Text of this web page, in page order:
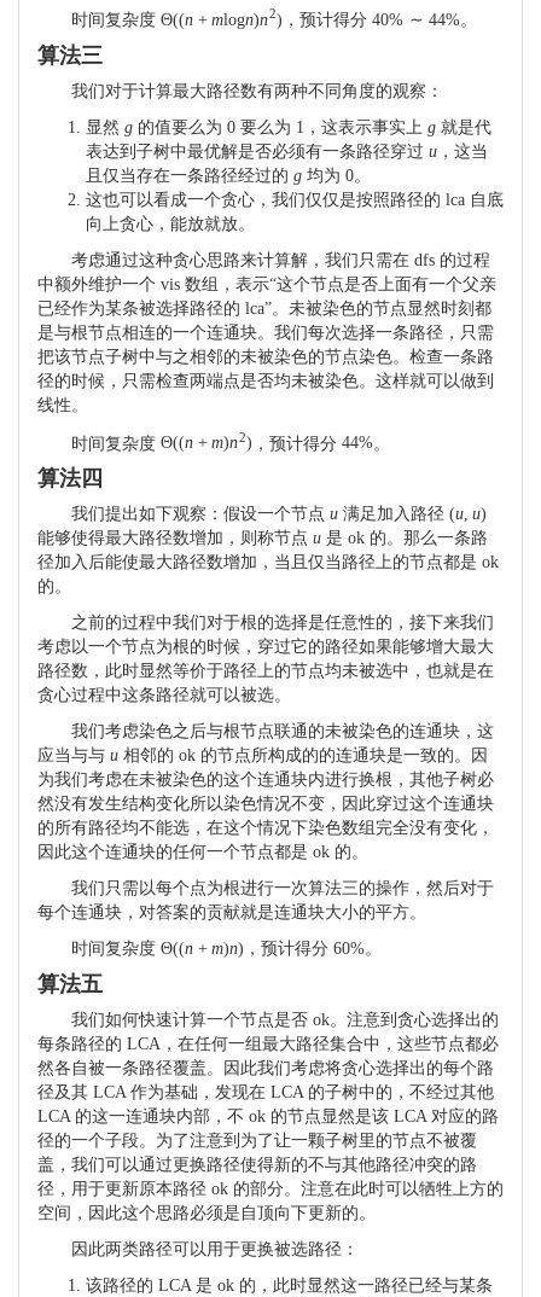
时间复杂度 Θ((n + mlogn)n2) ，预计得分40% ∼ 44%。
算法三
我们对于计算最大路径数有两种不同角度的观察：
显然 g 的值要么为 0 要么为 1 ，这表示事实上 g 就是代
表达到子树中最优解是否必须有一条路径穿过 u ，这当
且仅当存在一条路径经过的 g 均为 0。
这也可以看成一个贪心，我们仅仅是按照路径的 lca 自底
向上贪心，能放就放。
考虑通过这种贪心思路来计算解，我们只需在 dfs 的过程
中额外维护一个 vis 数组，表示“这个节点是否上面有一个父亲
已经作为某条被选择路径的 lca”。未被染色的节点显然时刻都
是与根节点相连的一个连通块。我们每次选择一条路径，只需
把该节点子树中与之相邻的未被染色的节点染色。检查一条路
径的时候，只需检查两端点是否均未被染色。这样就可以做到
线性。
时间复杂度 Θ((n + m)n2) ，预计得分44%。
算法四
我们提出如下观察：假设一个节点 u 满足加入路径 (u, u)
能够使得最大路径数增加，则称节点 u 是 ok 的。那么一条路
径加入后能使最大路径数增加，当且仅当路径上的节点都是 ok
的。
之前的过程中我们对于根的选择是任意性的，接下来我们
考虑以一个节点为根的时候，穿过它的路径如果能够增大最大
路径数，此时显然等价于路径上的节点均未被选中，也就是在
贪心过程中这条路径就可以被选。
我们考虑染色之后与根节点联通的未被染色的连通块，这
应当与与 u 相邻的 ok 的节点所构成的的连通块是一致的。因
为我们考虑在未被染色的这个连通块内进行换根，其他子树必
然没有发生结构变化所以染色情况不变，因此穿过这个连通块
的所有路径均不能选，在这个情况下染色数组完全没有变化，
因此这个连通块的任何一个节点都是 ok 的。
我们只需以每个点为根进行一次算法三的操作，然后对于
每个连通块，对答案的贡献就是连通块大小的平方。
时间复杂度 Θ((n + m)n) ，预计得分60%。
算法五
我们如何快速计算一个节点是否 ok。注意到贪心选择出的
每条路径的 LCA，在任何一组最大路径集合中，这些节点都必
然各自被一条路径覆盖。因此我们考虑将贪心选择出的每个路
径及其 LCA 作为基础，发现在 LCA 的子树中的，不经过其他
LCA 的这一连通块内部，不 ok 的节点显然是该 LCA 对应的路
径的一个子段。为了注意到为了让一颗子树里的节点不被覆
盖，我们可以通过更换路径使得新的不与其他路径冲突的路
径，用于更新原本路径 ok 的部分。注意在此时可以牺牲上方的
空间，因此这个思路必须是自顶向下更新的。
因此两类路径可以用于更换被选路径：
该路径的 LCA 是 ok 的，此时显然这一路径已经与某条